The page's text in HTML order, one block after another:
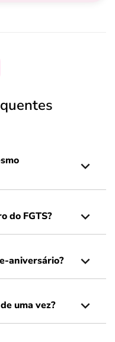
do FGTS?
aniversário?
uma vez?